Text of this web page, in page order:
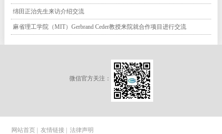
绵田正治先生来访介绍交流
麻省理工学院（MIT）Gerbrand Ceder教授来院就合作项目进行交流
微信官方关注：
网站首页 友情链接 法律声明